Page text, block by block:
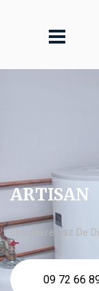
ARTISAN
chaudière gaz De
09 72 66